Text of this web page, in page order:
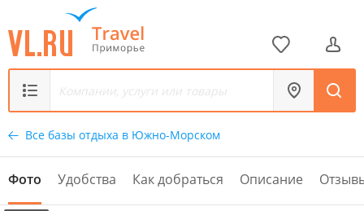
Все базы отдыха в Южно-Морском
Фото Удобства Как добраться Описание